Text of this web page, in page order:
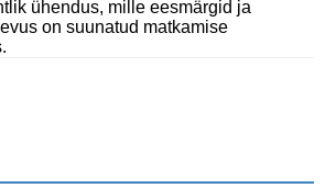
ühendus, mille eesmärgid ja
on suunatud matkamise